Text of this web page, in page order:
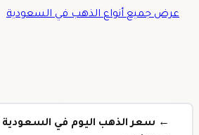
عرض جميع أنواع الذهب في السعودية